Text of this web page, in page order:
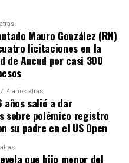
el dictamen de
permite nuevamente
particular en el
viene con algunas
rigurosos en la
la persona que quiera
construido
cerrado, tiene que
a los servicios básicos,
eléctrica y tener
por más de 5 años,
Mauro González (RN)
licitaciones en la
de Ancud por casi 300
4 años atras
años salió a dar
sobre polémico registro
su padre en el US Open
que hijo menor del